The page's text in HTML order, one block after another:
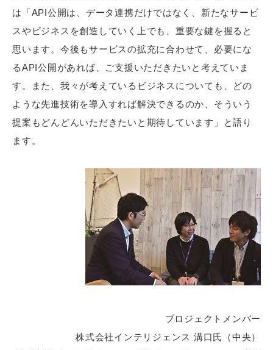
は「API公開は、データ連携だけではなく、新たなサービ
スやビジネスを創造していく上でも、重要な鍵を握ると
思います。今後もサービスの拡充に合わせて、必要にな
るAPI公開があれば、ご支援いただきたいと考えていま
す。また、我々が考えているビジネスについても、どの
ような先進技術を導入すれば解決できるのか、そういう
提案もどんどんいただきたいと期待しています」と語り
ます。
プロジェクトメンバー
株式会社インテリジェンス 溝口氏（中央）